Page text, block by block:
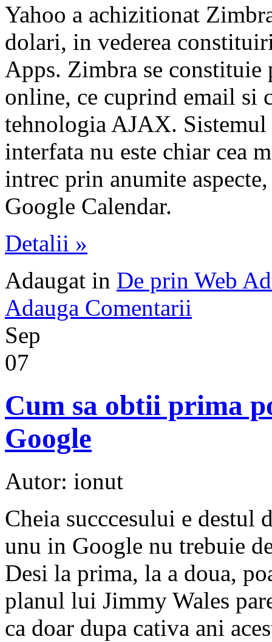
Yahoo a achizitionat
dolari, in vederea
Apps. Zimbra se
online, ce cuprind email si
tehnologia AJAX. Sistemul
interfata nu este chiar cea
intrec prin anumite
Google Calendar.
Detalii »
Adaugat in De prin Web
Adauga Comentarii
Sep
07
Cum sa obtii prima
Google
Autor: ionut
Cheia succcesului e destul
unu in Google nu trebuie
Desi la prima, la a doua,
planul lui Jimmy Wales
ca doar dupa cativa ani